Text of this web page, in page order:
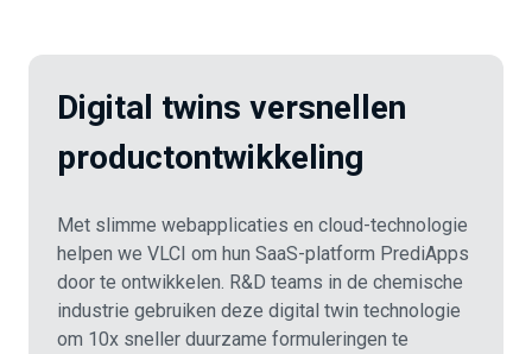
Digital twins versnellen
productontwikkeling
Met slimme webapplicaties en cloud-technologie
helpen we VLCI om hun SaaS-platform PrediApps
door te ontwikkelen. R&D teams in de chemische
industrie gebruiken deze digital twin technologie
om 10x sneller duurzame formuleringen te